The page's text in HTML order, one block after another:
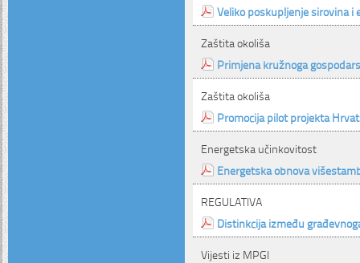
Veliko poskupljenje sirovina i
Zaštita okoliša
Primjena kružnoga
Zaštita okoliša
Promocija pilot projekta
Energetska učinkovitost
Energetska obnova
REGULATIVA
Distinkcija između
Vijesti iz MPGI